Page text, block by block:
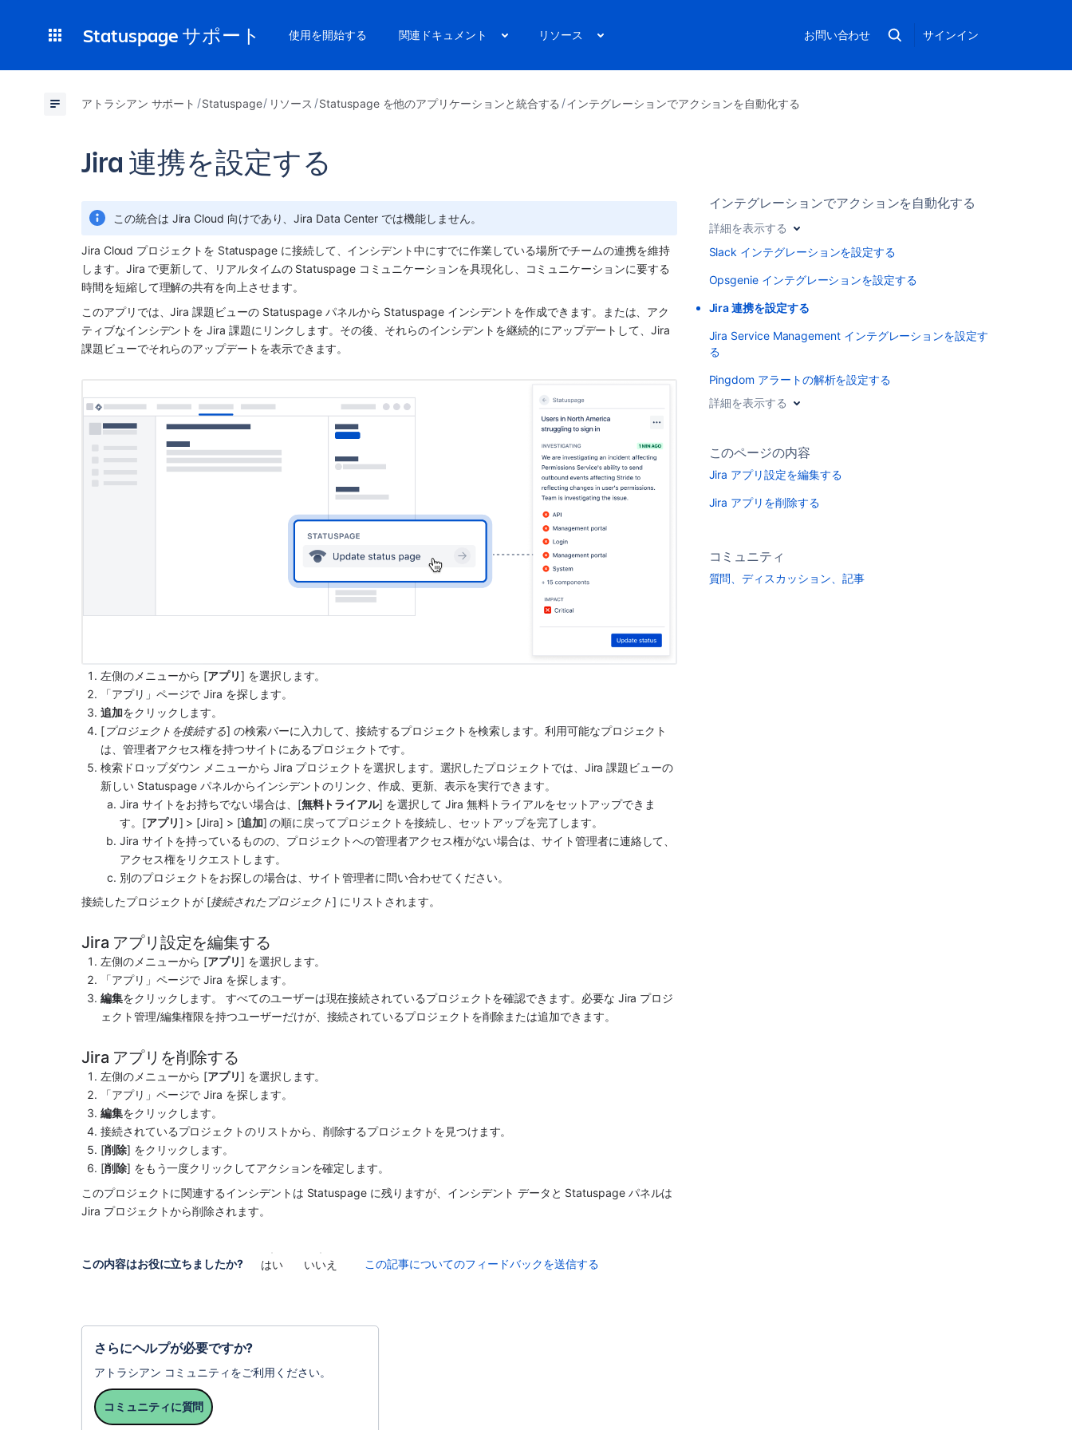
Statuspage サポート 使用を開始する 関連ドキュメント リソース お問い合わせ サインイン
アトラシアン サポート Statuspage リソース Statuspage を他のアプリケーションと統合する インテグレーションでアクションを自動化する
Jira 連携を設定する
この統合は Jira Cloud 向けであり、Jira Data Center では機能しません。
Jira Cloud プロジェクトを Statuspage に接続して、インシデント中にすでに作業している場所でチームの連携を維持
します。Jira で更新して、リアルタイムの Statuspage コミュニケーションを具現化し、コミュニケーションに要する
時間を短縮して理解の共有を向上させます。
このアプリでは、Jira 課題ビューの Statuspage パネルから Statuspage インシデントを作成できます。または、アク
ティブなインシデントを Jira 課題にリンクします。その後、それらのインシデントを継続的にアップデートして、Jira
課題ビューでそれらのアップデートを表示できます。
左側のメニューから [アプリ] を選択します。
「アプリ」ページで Jira を探します。
追加をクリックします。
[プロジェクトを接続する] の検索バーに入力して、接続するプロジェクトを検索します。利用可能なプロジェクト
は、管理者アクセス権を持つサイトにあるプロジェクトです。
検索ドロップダウン メニューから Jira プロジェクトを選択します。選択したプロジェクトでは、Jira 課題ビューの
新しい Statuspage パネルからインシデントのリンク、作成、更新、表示を実行できます。
Jira サイトをお持ちでない場合は、[無料トライアル] を選択して Jira 無料トライアルをセットアップできま
す。[アプリ] > [Jira] > [追加] の順に戻ってプロジェクトを接続し、セットアップを完了します。
Jira サイトを持っているものの、プロジェクトへの管理者アクセス権がない場合は、サイト管理者に連絡して、
アクセス権をリクエストします。
別のプロジェクトをお探しの場合は、サイト管理者に問い合わせてください。
接続したプロジェクトが [接続されたプロジェクト] にリストされます。
Jira アプリ設定を編集する
左側のメニューから [アプリ] を選択します。
「アプリ」ページで Jira を探します。
編集をクリックします。 すべてのユーザーは現在接続されているプロジェクトを確認できます。必要な Jira プロジ
ェクト管理/編集権限を持つユーザーだけが、接続されているプロジェクトを削除または追加できます。
Jira アプリを削除する
左側のメニューから [アプリ] を選択します。
「アプリ」ページで Jira を探します。
編集をクリックします。
接続されているプロジェクトのリストから、削除するプロジェクトを見つけます。
[削除] をクリックします。
[削除] をもう一度クリックしてアクションを確定します。
このプロジェクトに関連するインシデントは Statuspage に残りますが、インシデント データと Statuspage パネルは
Jira プロジェクトから削除されます。
この内容はお役に立ちましたか? はい いいえ この記事についてのフィードバックを送信する
さらにヘルプが必要ですか?
アトラシアン コミュニティをご利用ください。
コミュニティに質問
インテグレーションでアクションを自動化する
詳細を表示する
Slack インテグレーションを設定する
Opsgenie インテグレーションを設定する
Jira 連携を設定する
Jira Service Management インテグレーションを設定す
る
Pingdom アラートの解析を設定する
詳細を表示する
このページの内容
Jira アプリ設定を編集する
Jira アプリを削除する
コミュニティ
質問、ディスカッション、記事